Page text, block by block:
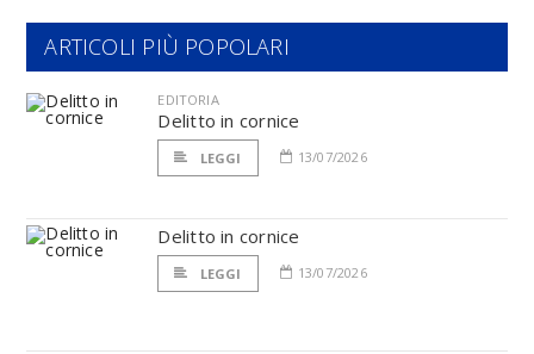
ARTICOLI PIÙ POPOLARI
EDITORIA
Delitto in cornice
LEGGI 13/07/2026
Delitto in cornice
LEGGI 13/07/2026